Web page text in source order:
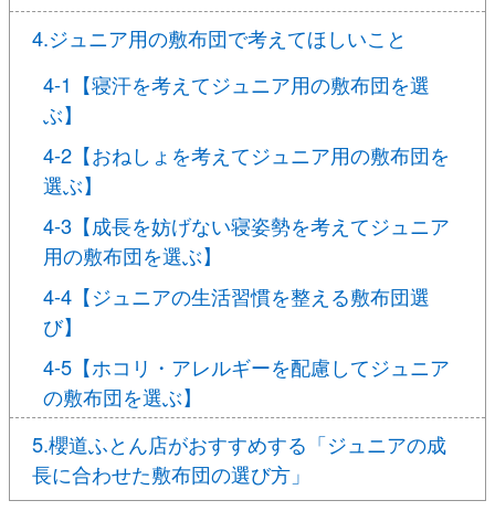
4.ジュニア用の敷布団で考えてほしいこと
4-1【寝汗を考えてジュニア用の敷布団を選
ぶ】
4-2【おねしょを考えてジュニア用の敷布団を
選ぶ】
4-3【成長を妨げない寝姿勢を考えてジュニア
用の敷布団を選ぶ】
4-4【ジュニアの生活習慣を整える敷布団選
び】
4-5【ホコリ・アレルギーを配慮してジュニア
の敷布団を選ぶ】
5.櫻道ふとん店がおすすめする「ジュニアの成
長に合わせた敷布団の選び方」